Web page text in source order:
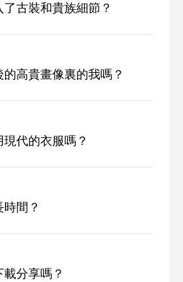
古裝和貴族細節？
高貴畫像裏的我嗎？
代的衣服嗎？
間？
分享嗎？